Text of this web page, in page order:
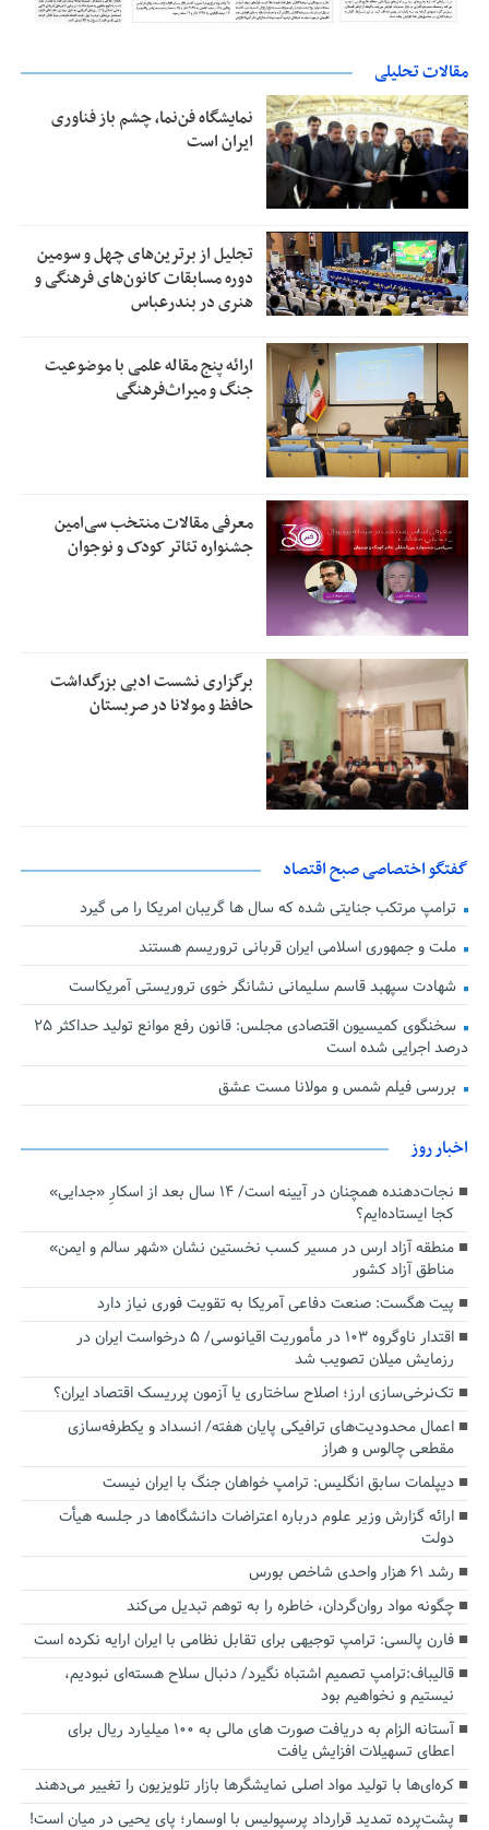
مقالات تحلیلی
نمایشگاه فن‌نما، چشم باز فناوری
ایران است
تجلیل از بر‌ترین‌های چهل و سومین
دوره مسابقات کانون‌های فرهنگی و
هنری در بندرعباس
ارائه پنج مقاله علمی با موضوعیت
جنگ و میراث‌فرهنگی
معرفی مقالات منتخب سی‌امین
جشنواره تئاتر کودک و نوجوان
برگزاری نشست ادبی بزرگداشت
حافظ و مولانا در صربستان
گفتگو اختصاصی صبح اقتصاد
ترامپ مرتکب جنایتی شده که سال ها گریبان امریکا را می گیرد
ملت و جمهوری اسلامی ایران قربانی تروریسم هستند
شهادت سپهبد قاسم سلیمانی نشانگر خوی تروریستی آمریکاست
سخنگوی کمیسیون اقتصادی مجلس: قانون رفع موانع تولید حداکثر ۲۵
درصد اجرایی شده است
بررسی فیلم شمس و مولانا مست عشق
اخبار روز
نجات‌دهنده‌ همچنان در آیینه است/ ۱۴ سال بعد از اسکارِ «جدایی»
کجا ایستاده‌ایم؟
منطقه آزاد ارس در مسیر کسب نخستین نشان «شهر سالم و ایمن»
مناطق آزاد کشور
پیت هگست: صنعت دفاعی آمریکا به تقویت فوری نیاز دارد
اقتدار ناوگروه ۱۰۳ در مأموریت‌ اقیانوسی/ ۵ درخواست ایران در
رزمایش میلان تصویب شد
تک‌نرخی‌سازی ارز؛ اصلاح ساختاری یا آزمون پرریسک اقتصاد ایران؟
اعمال محدودیت‌های ترافیکی پایان هفته/ انسداد و یکطرفه‌سازی
مقطعی چالوس و هراز
دیپلمات سابق انگلیس:‌ ترامپ خواهان جنگ با ایران نیست
ارائه گزارش وزیر علوم درباره اعتراضات دانشگاه‌ها در جلسه هیأت
دولت
رشد ۶۱ هزار واحدی شاخص بورس
چگونه مواد روان‌گردان، خاطره را به توهم تبدیل می‌کند
فارن پالسی: ترامپ توجیهی برای تقابل نظامی با ایران ارایه نکرده است
قالیباف:ترامپ تصمیم اشتباه نگیرد/ دنبال سلاح هسته‌ای نبودیم،
نیستیم و نخواهیم بود
آستانه الزام به دریافت صورت های مالی به ۱۰۰ میلیارد ریال برای
اعطای تسهیلات افزایش یافت
کره‌ای‌ها با تولید مواد اصلی نمایشگرها بازار تلویزیون را تغییر می‌دهند
پشت‌پرده تمدید قرارداد پرسپولیس با اوسمار؛ پای یحیی در میان است!